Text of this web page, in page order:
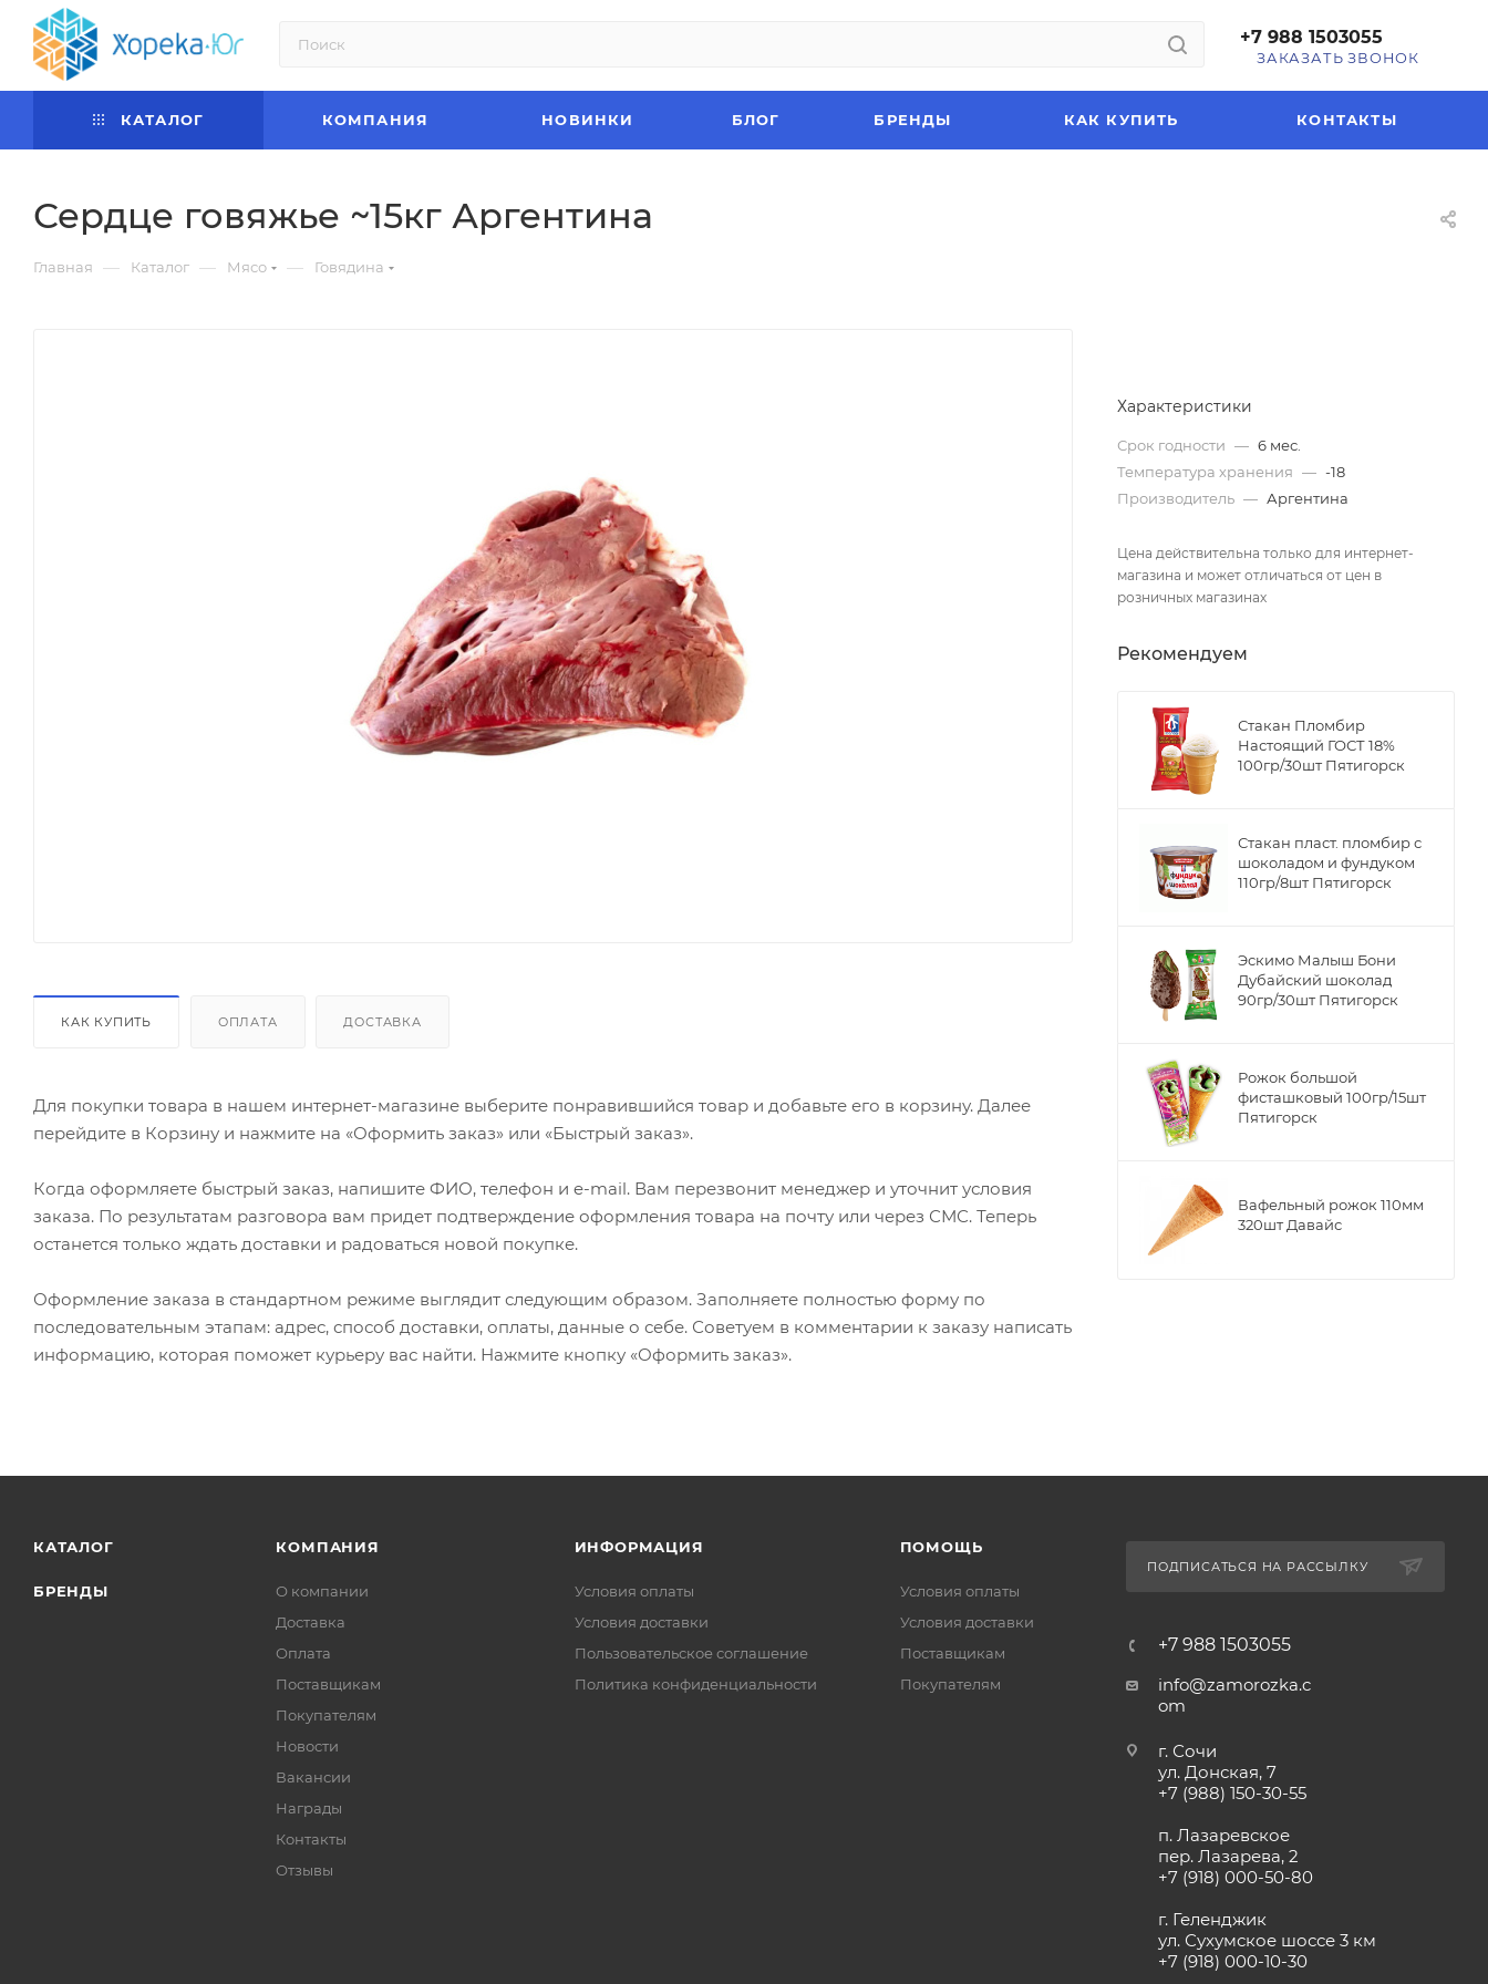
+7 988 1503055
ЗАКАЗАТЬ ЗВОНОК
КАТАЛОГ КОМПАНИЯ НОВИНКИ БЛОГ БРЕНДЫ КАК КУПИТЬ КОНТАКТЫ
Сердце говяжье ~15кг Аргентина
Главная — Каталог — Мясо — Говядина
КАК КУПИТЬ ОПЛАТА ДОСТАВКА
Для покупки товара в нашем интернет-магазине выберите понравившийся товар и добавьте его в корзину. Далее
перейдите в Корзину и нажмите на «Оформить заказ» или «Быстрый заказ».
Когда оформляете быстрый заказ, напишите ФИО, телефон и e-mail. Вам перезвонит менеджер и уточнит условия
заказа. По результатам разговора вам придет подтверждение оформления товара на почту или через СМС. Теперь
останется только ждать доставки и радоваться новой покупке.
Оформление заказа в стандартном режиме выглядит следующим образом. Заполняете полностью форму по
последовательным этапам: адрес, способ доставки, оплаты, данные о себе. Советуем в комментарии к заказу написать
информацию, которая поможет курьеру вас найти. Нажмите кнопку «Оформить заказ».
Характеристики
Срок годности — 6 мес.
Температура хранения — -18
Производитель — Аргентина
Цена действительна только для интернет-
магазина и может отличаться от цен в
розничных магазинах
Рекомендуем
Стакан Пломбир
Настоящий ГОСТ 18%
100гр/30шт Пятигорск
Стакан пласт. пломбир с
шоколадом и фундуком
110гр/8шт Пятигорск
Эскимо Малыш Бони
Дубайский шоколад
90гр/30шт Пятигорск
Рожок большой
фисташковый 100гр/15шт
Пятигорск
Вафельный рожок 110мм
320шт Давайс
КАТАЛОГ
БРЕНДЫ
КОМПАНИЯ
О компании
Доставка
Оплата
Поставщикам
Покупателям
Новости
Вакансии
Награды
Контакты
Отзывы
ИНФОРМАЦИЯ
Условия оплаты
Условия доставки
Пользовательское соглашение
Политика конфиденциальности
ПОМОЩЬ
Условия оплаты
Условия доставки
Поставщикам
Покупателям
ПОДПИСАТЬСЯ НА РАССЫЛКУ
+7 988 1503055
info@zamorozka.c
om
г. Сочи
ул. Донская, 7
+7 (988) 150-30-55
п. Лазаревское
пер. Лазарева, 2
+7 (918) 000-50-80
г. Геленджик
ул. Сухумское шоссе 3 км
+7 (918) 000-10-30